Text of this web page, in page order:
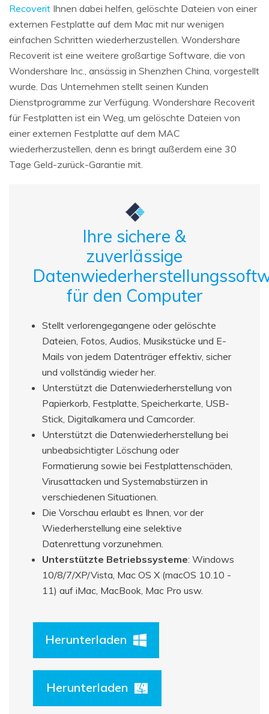
Recoverit Ihnen dabei helfen, gelöschte Dateien von einer
externen Festplatte auf dem Mac mit nur wenigen
einfachen Schritten wiederherzustellen. Wondershare
Recoverit ist eine weitere großartige Software, die von
Wondershare Inc., ansässig in Shenzhen China, vorgestellt
wurde. Das Unternehmen stellt seinen Kunden
Dienstprogramme zur Verfügung. Wondershare Recoverit
für Festplatten ist ein Weg, um gelöschte Dateien von
einer externen Festplatte auf dem MAC
wiederherzustellen, denn es bringt außerdem eine 30
Tage Geld-zurück-Garantie mit.
Ihre sichere &
zuverlässige
für den Computer
Stellt verlorengegangene oder gelöschte
Dateien, Fotos, Audios, Musikstücke und E-
Mails von jedem Datenträger effektiv, sicher
und vollständig wieder her.
Unterstützt die Datenwiederherstellung von
Papierkorb, Festplatte, Speicherkarte, USB-
Stick, Digitalkamera und Camcorder.
Unterstützt die Datenwiederherstellung bei
unbeabsichtigter Löschung oder
Formatierung sowie bei Festplattenschäden,
Virusattacken und Systemabstürzen in
verschiedenen Situationen.
Die Vorschau erlaubt es Ihnen, vor der
Wiederherstellung eine selektive
Datenrettung vorzunehmen.
Unterstützte Betriebssysteme: Windows
10/8/7/XP/Vista, Mac OS X (macOS 10.10 -
11) auf iMac, MacBook, Mac Pro usw.
Herunterladen
Herunterladen